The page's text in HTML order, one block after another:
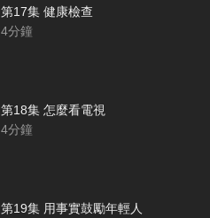
第17集 健康檢查
4分鐘
第18集 怎麼看電視
4分鐘
第19集 用事實鼓勵年輕人